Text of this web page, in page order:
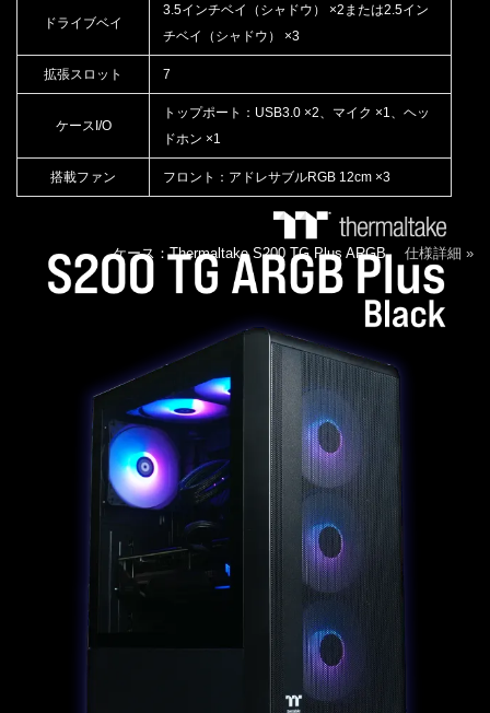
ドライブベイ
3.5インチベイ（シャドウ） ×2または2.5イン
チベイ（シャドウ） ×3
拡張スロット 7
ケースI/O
トップポート：USB3.0 ×2、マイク ×1、ヘッ
ドホン ×1
搭載ファン フロント：アドレサブルRGB 12cm ×3
ケース：Thermaltake S200 TG Plus ARGB 仕様詳細 »